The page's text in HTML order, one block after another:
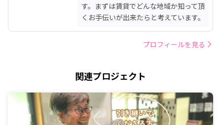
す。まずは賃貸でどんな地域か知って頂
くお手伝いが出来たらと考えています。
プロフィールを見る
関連プロジェクト